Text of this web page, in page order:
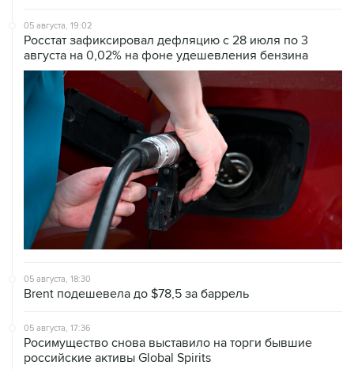
05 августа, 19:02
Росстат зафиксировал дефляцию с 28 июля по 3
августа на 0,02% на фоне удешевления бензина
05 августа, 18:30
Brent подешевела до $78,5 за баррель
05 августа, 17:36
Росимущество снова выставило на торги бывшие
российские активы Global Spirits